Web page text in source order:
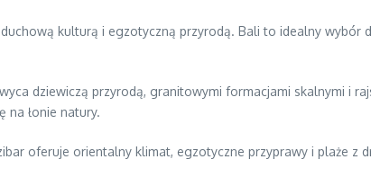
kulturą i egzotyczną przyrodą. Bali to idealny
dziewiczą przyrodą, granitowymi formacjami skalnymi i
na łonie natury.
oferuje orientalny klimat, egzotyczne przyprawy i plaże z